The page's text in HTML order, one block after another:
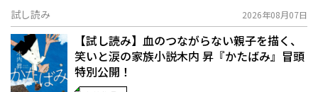
試し読み 2026年08月07日
【試し読み】血のつながらない親子を描く、
笑いと涙の家族小説――木内 昇『かたばみ』冒頭
特別公開！